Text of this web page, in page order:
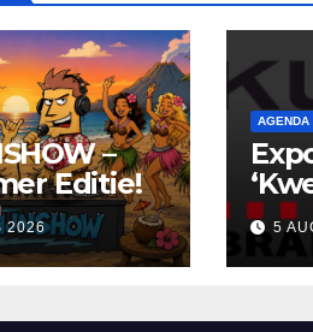
–
Editie!
2026
AGENDA
in5